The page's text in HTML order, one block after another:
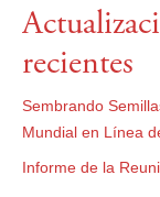
recientes
Sembrando
Mundial en Línea
Informe de la